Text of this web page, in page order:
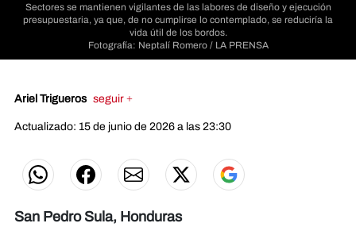
Sectores se mantienen vigilantes de las labores de diseño y ejecución
presupuestaria, ya que, de no cumplirse lo contemplado, se reduciría la
vida útil de los bordos.
Fotografía: Neptalí Romero / LA PRENSA
Ariel Trigueros seguir +
Actualizado: 15 de junio de 2026 a las 23:30
San Pedro Sula, Honduras